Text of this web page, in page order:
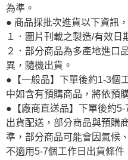
為準。
● 商品採批次進貨以下資訊
１．圖片刊載之製造/有效日
２．部分商品為多產地進口
異，隨機出貨。
●【一般品】下單後約1-3個
中如含有預購商品，將依預
●【廠商直送品】下單後約
出貨配送，部分商品與預購
準，部分商品可能會因氣候
不適用5-7個工作日出貨條